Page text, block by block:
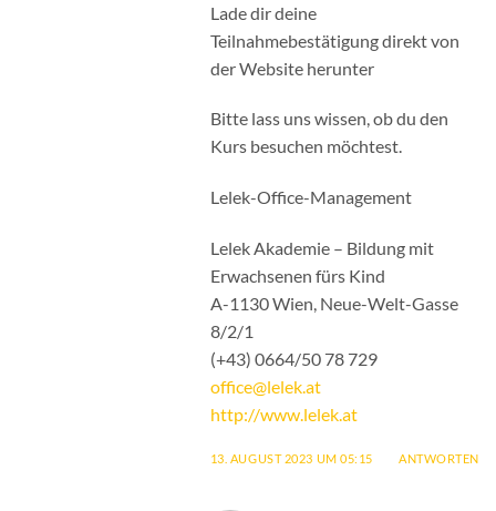
Lade dir deine
Teilnahmebestätigung direkt von
der Website herunter
Bitte lass uns wissen, ob du den
Kurs besuchen möchtest.
Lelek-Office-Management
Lelek Akademie – Bildung mit
Erwachsenen fürs Kind
A-1130 Wien, Neue-Welt-Gasse
8/2/1
(+43) 0664/50 78 729
office@lelek.at
http://www.lelek.at
13. AUGUST 2023 UM 05:15 ANTWORTEN